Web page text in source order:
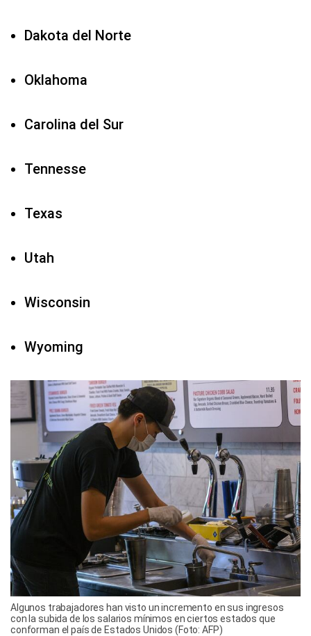
Dakota del Norte
Oklahoma
Carolina del Sur
Tennesse
Texas
Utah
Wisconsin
Wyoming
Algunos trabajadores han visto un incremento en sus ingresos
con la subida de los salarios mínimos en ciertos estados que
conforman el país de Estados Unidos (Foto: AFP)